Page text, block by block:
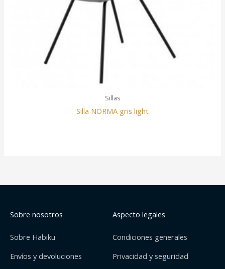
Sillas
Silla NORMA gris light
Sobre nosotros
Sobre Habiku
Envíos y devoluciones
Aspecto legales
Condiciones generales
Privacidad y seguridad